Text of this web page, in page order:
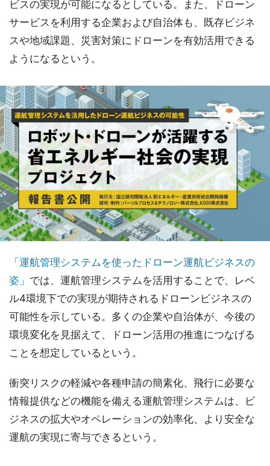
ビスの実現が可能になるとしている。また、ドローン
サービスを利用する企業および自治体も、既存ビジネ
スや地域課題、災害対策にドローンを有効活用できる
ようになるという。
「運航管理システムを使ったドローン運航ビジネスの
姿」 では、運航管理システムを活用することで、レベ
ル4環境下での実現が期待されるドローンビジネスの
可能性を示している。多くの企業や自治体が、今後の
環境変化を見据えて、ドローン活用の推進につなげる
ことを想定しているという。
衝突リスクの軽減や各種申請の簡素化、飛行に必要な
情報提供などの機能を備える運航管理システムは、ビ
ジネスの拡大やオペレーションの効率化、より安全な
運航の実現に寄与できるという。